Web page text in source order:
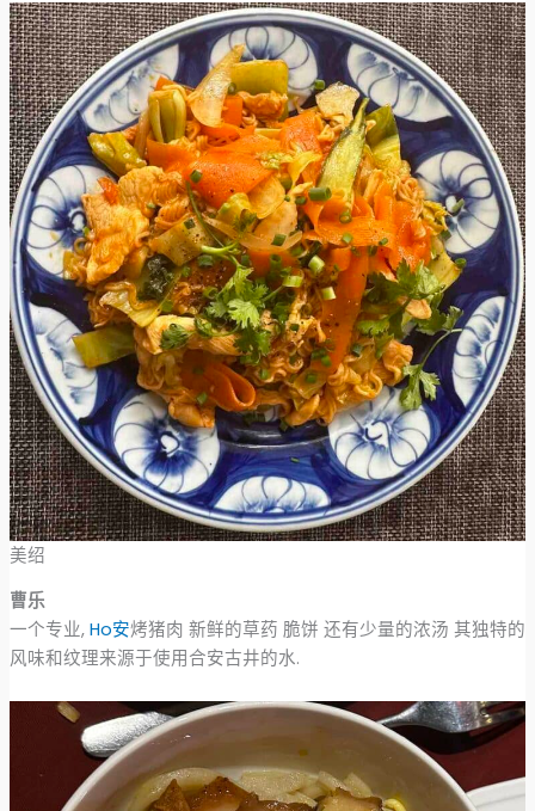
美绍
曹乐
一个专业, Ho安烤猪肉 新鲜的草药 脆饼 还有少量的浓汤 其独特的
风味和纹理来源于使用合安古井的水.